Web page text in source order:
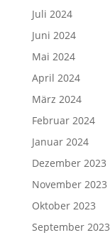
Juli 2024
Juni 2024
Mai 2024
April 2024
März 2024
Februar 2024
Januar 2024
Dezember 2023
November 2023
Oktober 2023
September 2023